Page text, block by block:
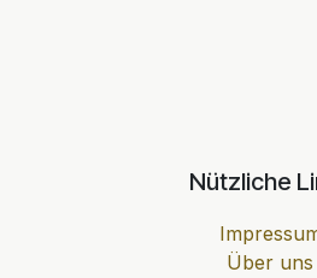
Nützliche
Über uns